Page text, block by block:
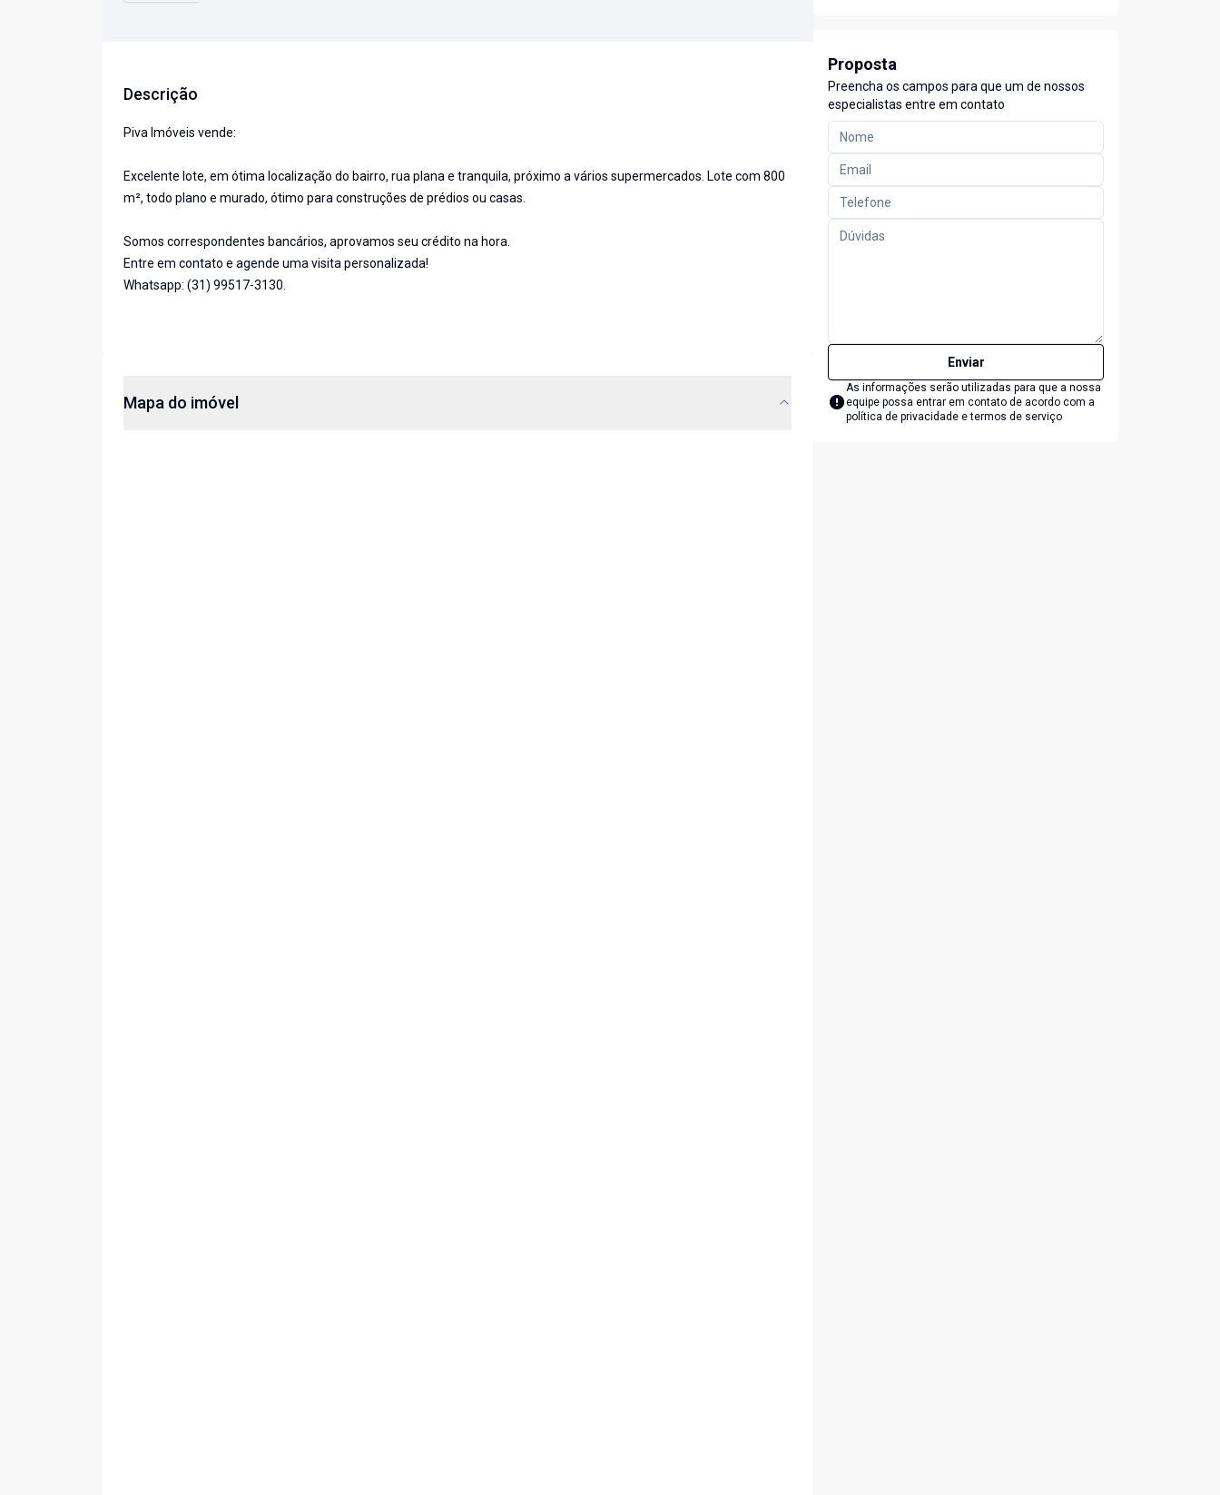
Descrição
Piva Imóveis vende:
Excelente lote, em ótima localização do bairro, rua plana e tranquila, próximo a vários supermercados. Lote com 800
m², todo plano e murado, ótimo para construções de prédios ou casas.
Somos correspondentes bancários, aprovamos seu crédito na hora.
Entre em contato e agende uma visita personalizada!
Whatsapp: (31) 99517-3130.
Mapa do imóvel
Proposta
Preencha os campos para que um de nossos
especialistas entre em contato
Enviar
As informações serão utilizadas para que a nossa
equipe possa entrar em contato de acordo com a
política de privacidade e termos de serviço